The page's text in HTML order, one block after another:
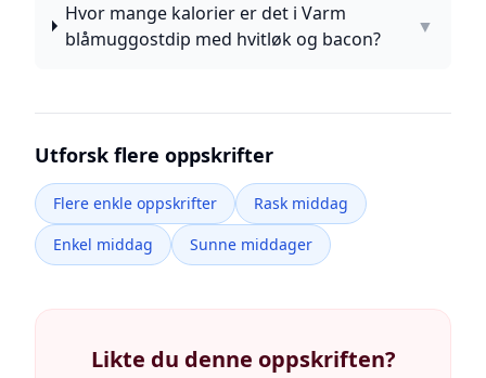
Hvor mange kalorier er det i Varm
blåmuggostdip med hvitløk og bacon?
▼
Utforsk flere oppskrifter
Flere enkle oppskrifter
Rask middag
Enkel middag
Sunne middager
Likte du denne oppskriften?